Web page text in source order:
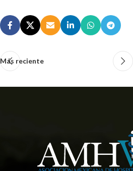
Más reciente